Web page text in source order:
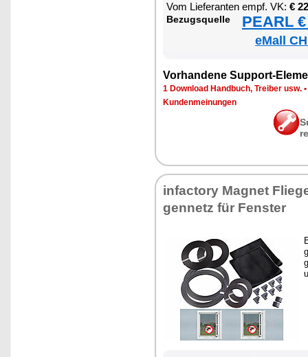
Vom Lie­fe­ran­ten empf. VK: €
Be­zugs­quel­le PEARL
eMall
Vor­han­de­ne Sup­port-
1 Down­load Hand­buch, Trei­ber usw. •
Kun­den­mei­nun­gen
in­fac­to­ry Ma­gnet
gen­netz für Fens­ter